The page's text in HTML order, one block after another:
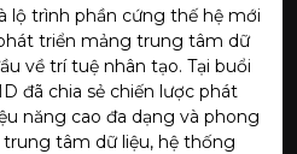
lộ trình phần cứng thế hệ mới
triển mảng trung tâm dữ
về trí tuệ nhân tạo. Tại buổi
đã chia sẻ chiến lược phát
năng cao đa dạng và phong
tâm dữ liệu, hệ thống